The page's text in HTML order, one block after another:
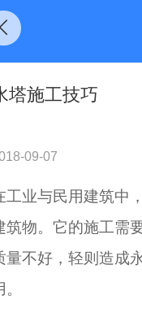
塔施工技巧
09-07
工业与民用建筑中，
筑物。它的施工需
量不好，轻则造成